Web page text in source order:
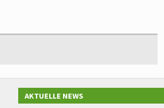
AKTUELLE NEWS